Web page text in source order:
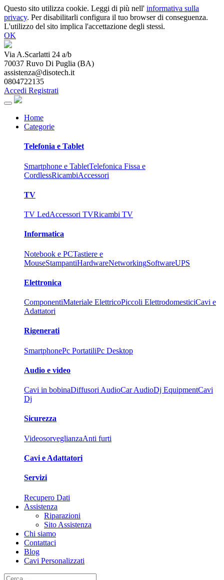
Questo sito utilizza cookie. Leggi di più nell' informativa sulla
privacy. Per disabilitarli configura il tuo browser di conseguenza.
L'utilizzo del sito implica l'accettazione degli stessi.
OK
Via A.Scarlatti 24 a/b
70037 Ruvo Di Puglia (BA)
assistenza@disotech.it
0804722135
Accedi Registrati
Home
Categorie
Telefonia e Tablet
Smartphone e TabletTelefonica Fissa e
CordlessRicambiAccessori
TV
TV LedAccessori TVRicambi TV
Informatica
Notebook e PCTastiere e
MouseStampantiHardwareNetworkingSoftwareUPS
Elettronica
ComponentiMateriale ElettricoPiccoli ElettrodomesticiCavi e
Adattatori
Rigenerati
SmartphonePc PortatiliPc Desktop
Audio e video
Cavi in bobinaDiffusori AudioCar AudioDj EquipmentCavi
Dj
Sicurezza
VideosorveglianzaAnti furti
Cavi e Adattatori
Servizi
Recupero Dati
Assistenza
Riparazioni
Sito Assistenza
Chi siamo
Contattaci
Blog
Cavi Personalizzati